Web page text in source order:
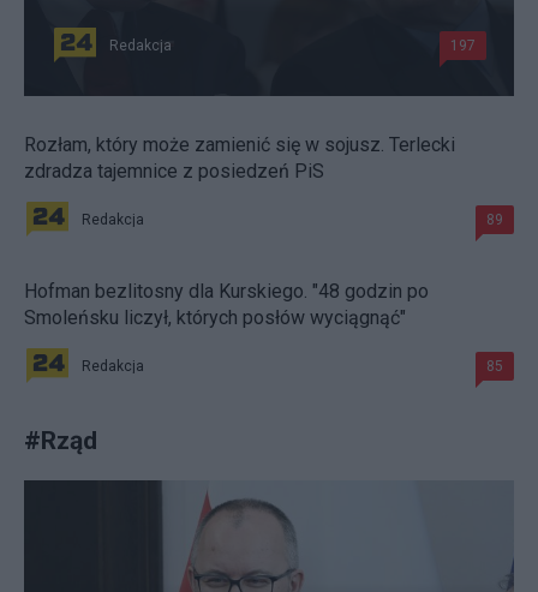
Redakcja 197
Rozłam, który może zamienić się w sojusz. Terlecki
zdradza tajemnice z posiedzeń PiS
Redakcja 89
Hofman bezlitosny dla Kurskiego. "48 godzin po
Smoleńsku liczył, których posłów wyciągnąć"
Redakcja 85
#Rząd